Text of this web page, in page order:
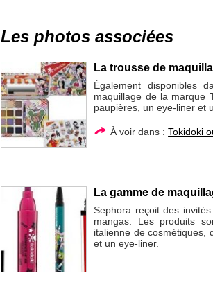
Les photos associées
La trousse de
Également disponibles
maquillage de la marque
paupières, un eye-liner et
À voir dans :Tokidoki
La gamme de
Sephora reçoit des
mangas. Les produits
italienne de cosmétiques,
et un eye-liner.